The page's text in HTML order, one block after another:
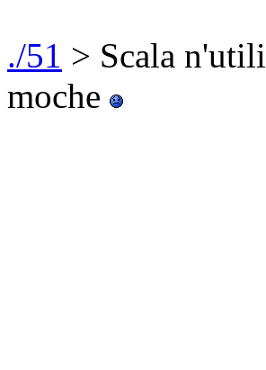
./51 > Scala
moche